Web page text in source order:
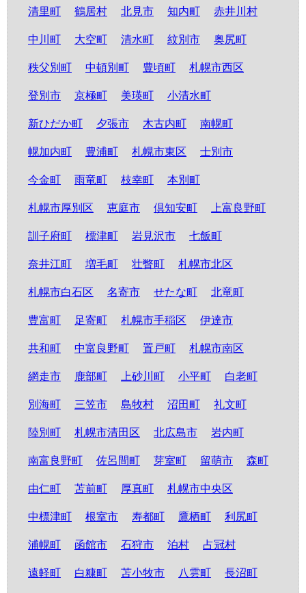
清里町 鶴居村 北見市 知内町 赤井川村
中川町 大空町 清水町 紋別市 奥尻町
秩父別町 中頓別町 豊頃町 札幌市西区
登別市 京極町 美瑛町 小清水町
新ひだか町 夕張市 木古内町 南幌町
幌加内町 豊浦町 札幌市東区 士別市
今金町 雨竜町 枝幸町 本別町
札幌市厚別区 恵庭市 倶知安町 上富良野町
訓子府町 標津町 岩見沢市 七飯町
奈井江町 増毛町 壮瞥町 札幌市北区
札幌市白石区 名寄市 せたな町 北竜町
豊富町 足寄町 札幌市手稲区 伊達市
共和町 中富良野町 置戸町 札幌市南区
網走市 鹿部町 上砂川町 小平町 白老町
別海町 三笠市 島牧村 沼田町 礼文町
陸別町 札幌市清田区 北広島市 岩内町
南富良野町 佐呂間町 芽室町 留萌市 森町
由仁町 苫前町 厚真町 札幌市中央区
中標津町 根室市 寿都町 鷹栖町 利尻町
浦幌町 函館市 石狩市 泊村 占冠村
遠軽町 白糠町 苫小牧市 八雲町 長沼町